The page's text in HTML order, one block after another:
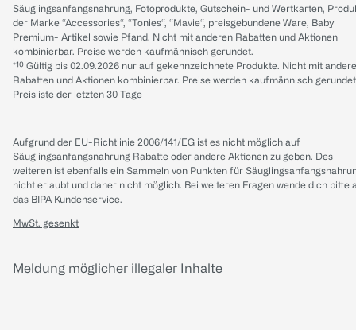
Säuglingsanfangsnahrung, Fotoprodukte, Gutschein- und Wertkarten,
der Marke “Accessories“, “Tonies“, “Mavie“, preisgebundene Ware, Baby
Premium- Artikel sowie Pfand. Nicht mit anderen Rabatten und Aktionen
kombinierbar. Preise werden kaufmännisch gerundet.
*¹⁰ Gültig bis 02.09.2026 nur auf gekennzeichnete Produkte. Nicht mit
Rabatten und Aktionen kombinierbar. Preise werden kaufmännisch
Preisliste der letzten 30 Tage
Aufgrund der EU-Richtlinie 2006/141/EG ist es nicht möglich auf
Säuglingsanfangsnahrung Rabatte oder andere Aktionen zu geben. Des
weiteren ist ebenfalls ein Sammeln von Punkten für
nicht erlaubt und daher nicht möglich. Bei weiteren Fragen wende dich bitte
das BIPA Kundenservice.
MwSt. gesenkt
Meldung möglicher illegaler Inhalte